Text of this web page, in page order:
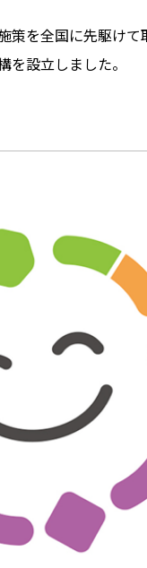
策を全国に先駆け
を設立しました。